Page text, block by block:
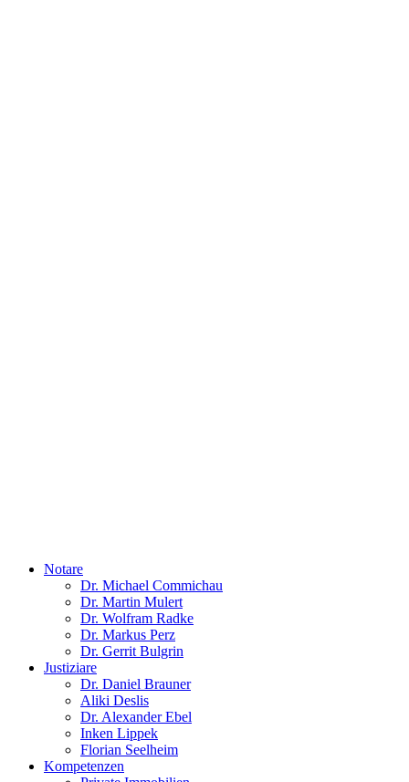
Notare
Dr. Michael Commichau
Dr. Martin Mulert
Dr. Wolfram Radke
Dr. Markus Perz
Dr. Gerrit Bulgrin
Justiziare
Dr. Daniel Brauner
Aliki Deslis
Dr. Alexander Ebel
Inken Lippek
Florian Seelheim
Kompetenzen